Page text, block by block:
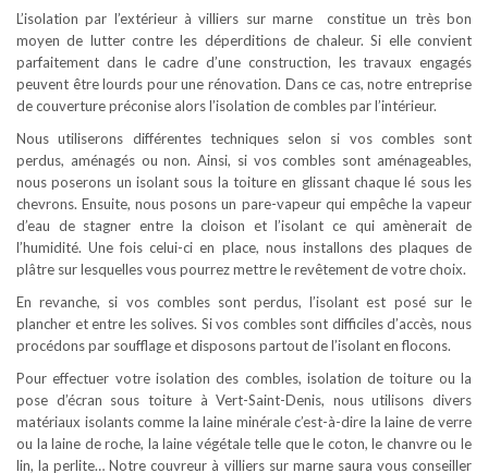
L’isolation par l’extérieur à villiers sur marne constitue un très bon
moyen de lutter contre les déperditions de chaleur. Si elle convient
parfaitement dans le cadre d’une construction, les travaux engagés
peuvent être lourds pour une rénovation. Dans ce cas, notre entreprise
de couverture préconise alors l’isolation de combles par l’intérieur.
Nous utiliserons différentes techniques selon si vos combles sont
perdus, aménagés ou non. Ainsi, si vos combles sont aménageables,
nous poserons un isolant sous la toiture en glissant chaque lé sous les
chevrons. Ensuite, nous posons un pare-vapeur qui empêche la vapeur
d’eau de stagner entre la cloison et l’isolant ce qui amènerait de
l’humidité. Une fois celui-ci en place, nous installons des plaques de
plâtre sur lesquelles vous pourrez mettre le revêtement de votre choix.
En revanche, si vos combles sont perdus, l’isolant est posé sur le
plancher et entre les solives. Si vos combles sont difficiles d’accès, nous
procédons par soufflage et disposons partout de l’isolant en flocons.
Pour effectuer votre isolation des combles, isolation de toiture ou la
pose d’écran sous toiture à Vert-Saint-Denis, nous utilisons divers
matériaux isolants comme la laine minérale c’est-à-dire la laine de verre
ou la laine de roche, la laine végétale telle que le coton, le chanvre ou le
lin, la perlite… Notre couvreur à villiers sur marne saura vous conseiller